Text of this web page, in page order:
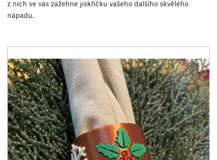
z nich ve vás zažehne jiskřičku vašeho dalšího skvělého
nápadu.